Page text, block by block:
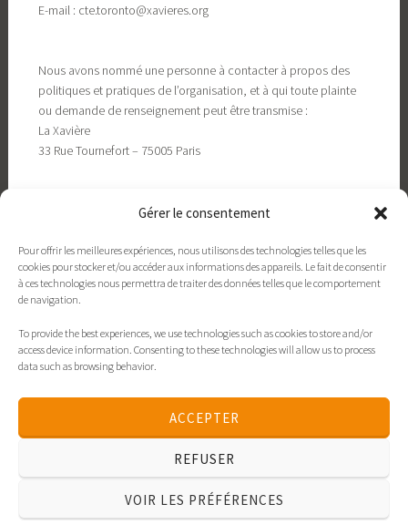
Gérer le consentement
Pour offrir les meilleures expériences, nous utilisons des technologies telles que les
cookies pour stocker et/ou accéder aux informations des appareils. Le fait de consentir
à ces technologies nous permettra de traiter des données telles que le comportement
de navigation.
To provide the best experiences, we use technologies such as cookies to store and/or
access device information. Consenting to these technologies will allow us to process
data such as browsing behavior.
ACCEPTER
REFUSER
VOIR LES PRÉFÉRENCES
E-mail : cte.toronto@xavieres.org
Nous avons nommé une personne à contacter à propos des
politiques et pratiques de l’organisation, et à qui toute plainte
ou demande de renseignement peut être transmise :
La Xavière
33 Rue Tournefort – 75005 Paris
Contact xavieres.org Politique de cookies
Déclaration de confidentialité Politique de cookies
Déclaration de confidentialité